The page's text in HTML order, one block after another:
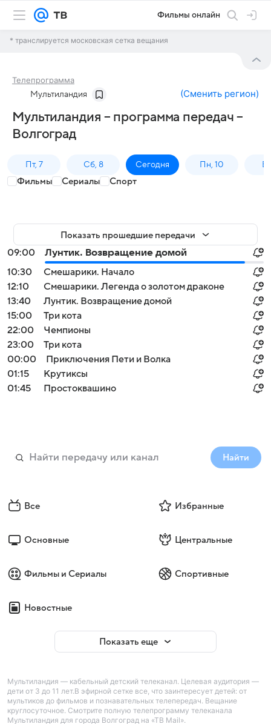
Фильмы онлайн
* транслируется московская сетка вещания
Телепрограмма
Мультиландия (Сменить регион)
Мультиландия – программа передач –
Волгоград
Пт, 7 Сб, 8 Сегодня Пн, 10
Фильмы Сериалы Спорт
Показать прошедшие передачи
09:00
Лунтик. Возвращение домой
10:30
Смешарики. Начало
12:10
Смешарики. Легенда о золотом драконе
13:40
Лунтик. Возвращение домой
15:00
Три кота
22:00
Чемпионы
23:00
Три кота
00:00
Приключения Пети и Волка
01:15
Крутиксы
01:45
Простоквашино
Найти
Все Избранные
Основные Центральные
Фильмы и Сериалы Спортивные
Новостные
Показать еще
Мультиландия — кабельный детский телеканал. Целевая аудитория —
дети от 3 до 11 лет.В эфирной сетке все, что заинтересует детей: от
мультиков до фильмов и познавательных телепередач. Вещание
круглосуточное. Смотрите полную телепрограмму телеканала
Мультиландия для города Волгоград на «ТВ Mail».